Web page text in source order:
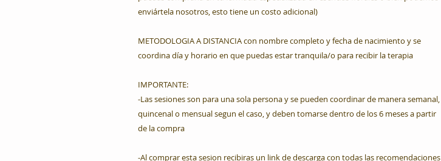
enviártela nosotros, esto tiene un costo adicional)
METODOLOGIA A DISTANCIA con nombre completo y fecha de nacimiento y se
coordina día y horario en que puedas estar tranquila/o para recibir la terapia
IMPORTANTE:
-Las sesiones son para una sola persona y se pueden coordinar de manera semanal,
quincenal o mensual segun el caso, y deben tomarse dentro de los 6 meses a partir
de la compra
-Al comprar esta sesion recibiras un link de descarga con todas las recomendaciones